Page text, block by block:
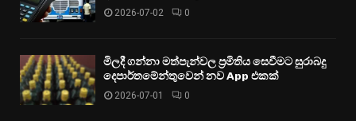
2026-07-02 0
මිලදී ගන්නා මත්පැන්වල ප්‍රමිතිය සෙවීමට සුරාබදු
දෙපාර්තමේන්තුවෙන් නව App එකක්
2026-07-01 0